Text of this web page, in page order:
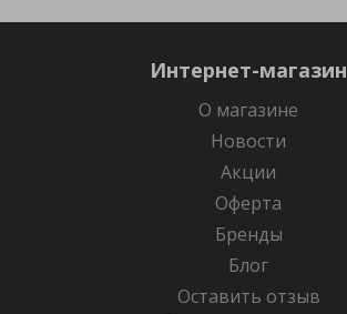
Интернет-магазин
О магазине
Новости
Акции
Оферта
Бренды
Блог
Оставить отзыв